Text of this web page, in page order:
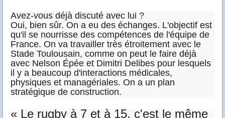
Avez-vous déjà discuté avec lui ?
Oui, bien sûr. On a eu des échanges. L'objectif est
qu'il se nourrisse des compétences de l'équipe de
France. On va travailler très étroitement avec le
Stade Toulousain, comme on peut le faire déjà
avec Nelson Épée et Dimitri Delibes pour lesquels
il y a beaucoup d'interactions médicales,
physiques et managériales. On a un plan
stratégique de construction.
« Le rugby à 7 et à 15, c'est le même